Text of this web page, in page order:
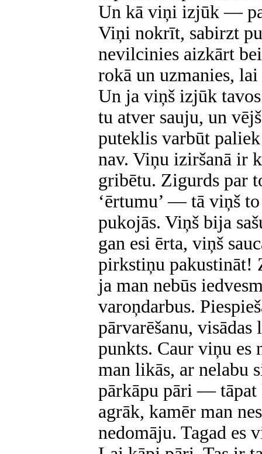
Un kā viņi izjūk —
Viņi nokrīt, sabirzt
nevilcinies aizkārt
rokā un uzmanies,
Un ja viņš izjūk
tu atver sauju, un
puteklis varbūt paliek
nav. Viņu iziršanā ir
gribētu. Zigurds par
‘ērtumu’ — tā viņš
pukojās. Viņš bija
gan esi ērta, viņš
pirkstiņu pakustināt!
ja man nebūs
varoņdarbus.
pārvarēšanu,
punkts. Caur viņu es
man likās, ar nelabu
pārkāpu pāri — tāpat
agrāk, kamēr man
nedomāju. Tagad es